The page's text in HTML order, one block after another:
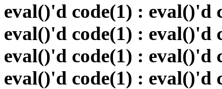
eval()'d code(1) : eval()'d
eval()'d code(1) : eval()'d
eval()'d code(1) : eval()'d
eval()'d code(1) : eval()'d